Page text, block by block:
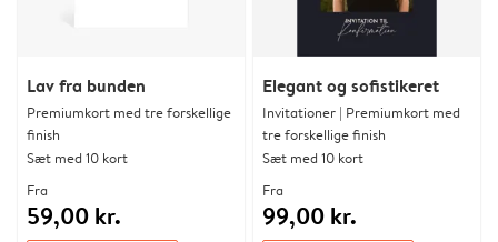
Lav fra bunden
Premiumkort med tre forskellige
finish
Sæt med 10 kort
Fra
59,00 kr.
Elegant og sofistikeret
Invitationer | Premiumkort med
tre forskellige finish
Sæt med 10 kort
Fra
99,00 kr.